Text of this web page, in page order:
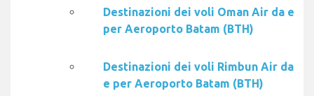
Destinazioni dei voli Oman Air da e
per Aeroporto Batam (BTH)
Destinazioni dei voli Rimbun Air da
e per Aeroporto Batam (BTH)